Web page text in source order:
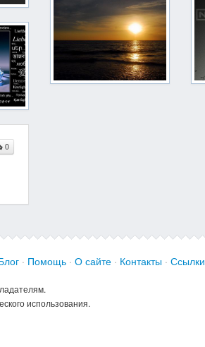
0
· Помощь · О сайте · Контакты · Ссылки
использования.